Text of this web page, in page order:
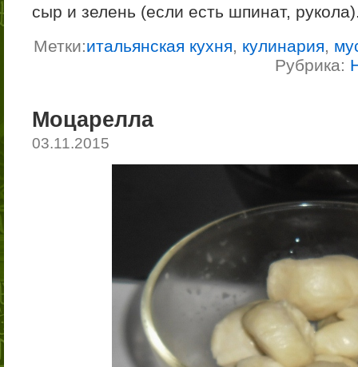
сыр и зелень (если есть шпинат,
Метки:итальянская кухня, кулинария,
Рубрика:
Моцарелла
03.11.2015